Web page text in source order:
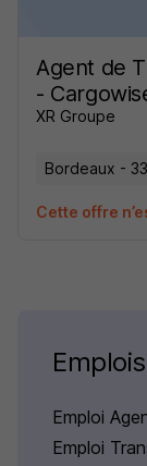
Agent de
-
XR Groupe
Bordeaux - 33
Cette offre
Emploi
Emploi